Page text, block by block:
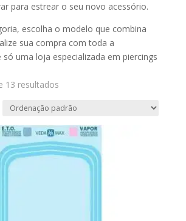
para estrear o seu novo acessório.
escolha o modelo que combina
sua compra com toda a
só uma loja especializada em piercings
13 resultados